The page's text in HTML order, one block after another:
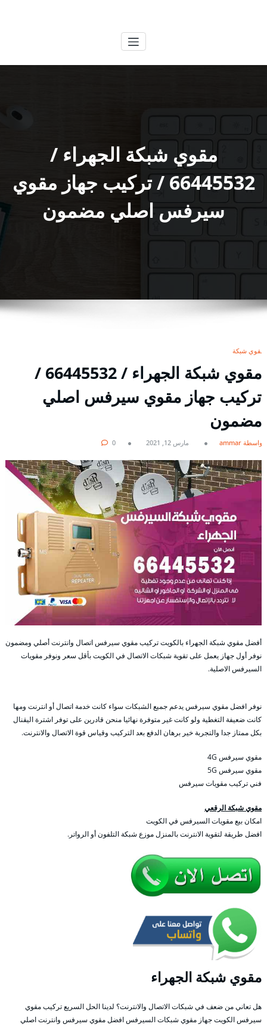
مقوي شبكة الجهراء /
66445532 / تركيب جهاز مقوي
سيرفس اصلي مضمون
مقوي شبكة
مقوي شبكة الجهراء / 66445532 /
تركيب جهاز مقوي سيرفس اصلي
مضمون
بواسطة ammar مارس 12, 2021 0
أفضل مقوي شبكة الجهراء بالكويت تركيب مقوي سيرفس اتصال وانترنت أصلي ومضمون
نوفر أول جهاز يعمل على تقوية شبكات الاتصال في الكويت بأقل سعر ونوفر مقويات
السيرفس الاصلية.
نوفر افضل مقوي سيرفس يدعم جميع الشبكات سواء كانت خدمة اتصال أو انترنت ومها
كانت ضعيفة التغطية ولو كانت غير متوفرة نهائيا منحن قادرين على توفر اشترة اليقنال
بكل ممتاز جدا والتجربة خير برهان الدفع بعد التركيب وقياس قوة الاتصال والانترنت.
مقوي سيرفس 4G
مقوي سيرفس 5G
فني تركيب مقويات سيرفس
مقوي شبكة الرقعي
امكان بيع مقويات السيرفس في الكويت
افضل طريقة لتقوية الانترنت بالمنزل موزع شبكة التلفون أو الرواتر.
مقوي شبكة الجهراء
هل تعاني من ضعف في شبكات الاتصال والانترنت؟ لدينا الحل السريع تركيب مقوي
سيرفس الكويت جهاز مقوي شبكات السيرفس افضل مقوي سيرفس وانترنت اصلي